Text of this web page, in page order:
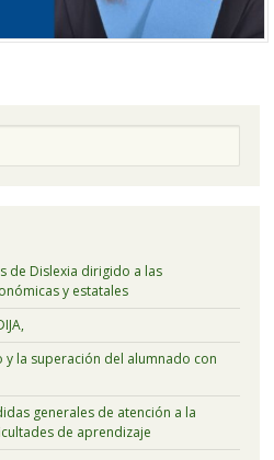
de Dislexia dirigido a las
y estatales
la superación del alumnado con
generales de atención a la
de aprendizaje